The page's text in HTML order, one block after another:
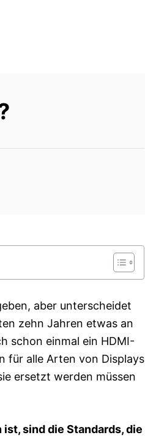
aber unterscheidet
zehn Jahren etwas an
schon einmal ein HDMI-
für alle Arten von Displays
ersetzt werden müssen
sind die Standards, die